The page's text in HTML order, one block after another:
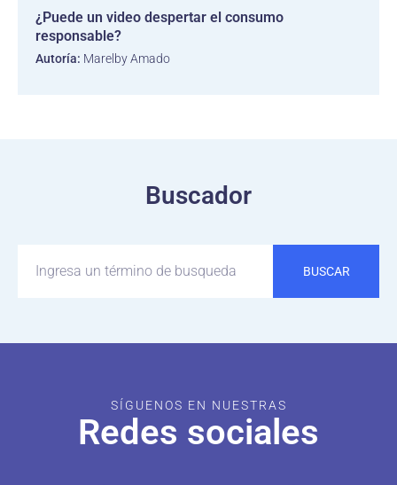
¿Puede un video despertar el consumo
responsable?
Autoría: Marelby Amado
Buscador
BUSCAR
SÍGUENOS EN NUESTRAS
Redes sociales